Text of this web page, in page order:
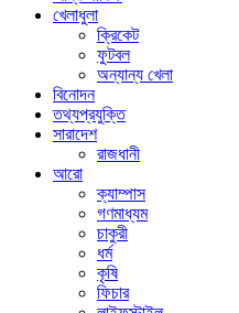
খেলাধুলা
ক্রিকেট
ফুটবল
অন্যান্য খেলা
বিনোদন
তথ্যপ্রযুক্তি
সারাদেশ
রাজধানী
আরো
ক্যাম্পাস
গণমাধ্যম
চাকুরী
ধর্ম
কৃষি
ফিচার